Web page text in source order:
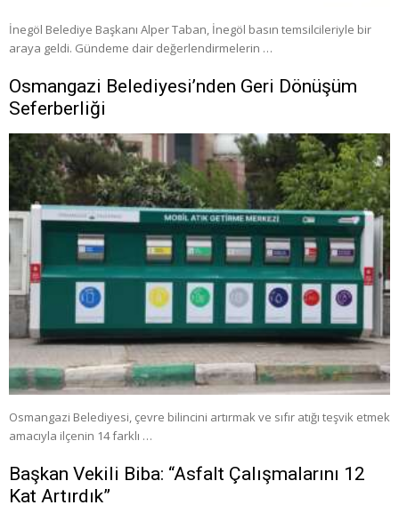
İnegöl Belediye Başkanı Alper Taban, İnegöl basın temsilcileriyle bir
araya geldi. Gündeme dair değerlendirmelerin …
Osmangazi Belediyesi’nden Geri Dönüşüm
Seferberliği
Osmangazi Belediyesi, çevre bilincini artırmak ve sıfır atığı teşvik etmek
amacıyla ilçenin 14 farklı …
Başkan Vekili Biba: “Asfalt Çalışmalarını 12
Kat Artırdık”